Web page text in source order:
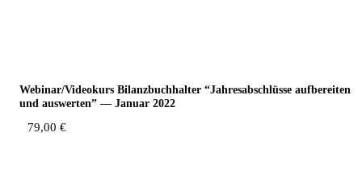
Webinar/Videokurs Bilanz­buch­hal­ter “Jah­res­ab­schlüs­se auf­be­rei­ten
und aus­wer­ten” — Janu­ar 2022
79,00 €